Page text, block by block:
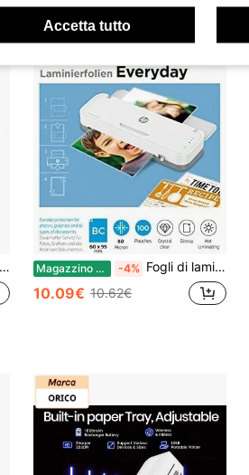
Magazzino EU -4% Fogli di laminazione per biglietti da visita HP 80 micron, 100x
10.09€ 10.62€
Accetta tutto